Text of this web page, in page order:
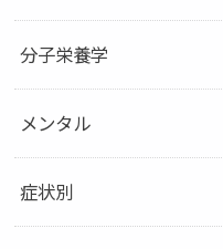
分子栄養学
メンタル
症状別